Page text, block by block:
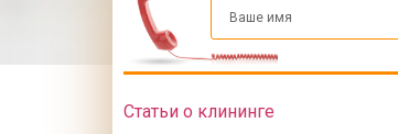
Статьи о клининге